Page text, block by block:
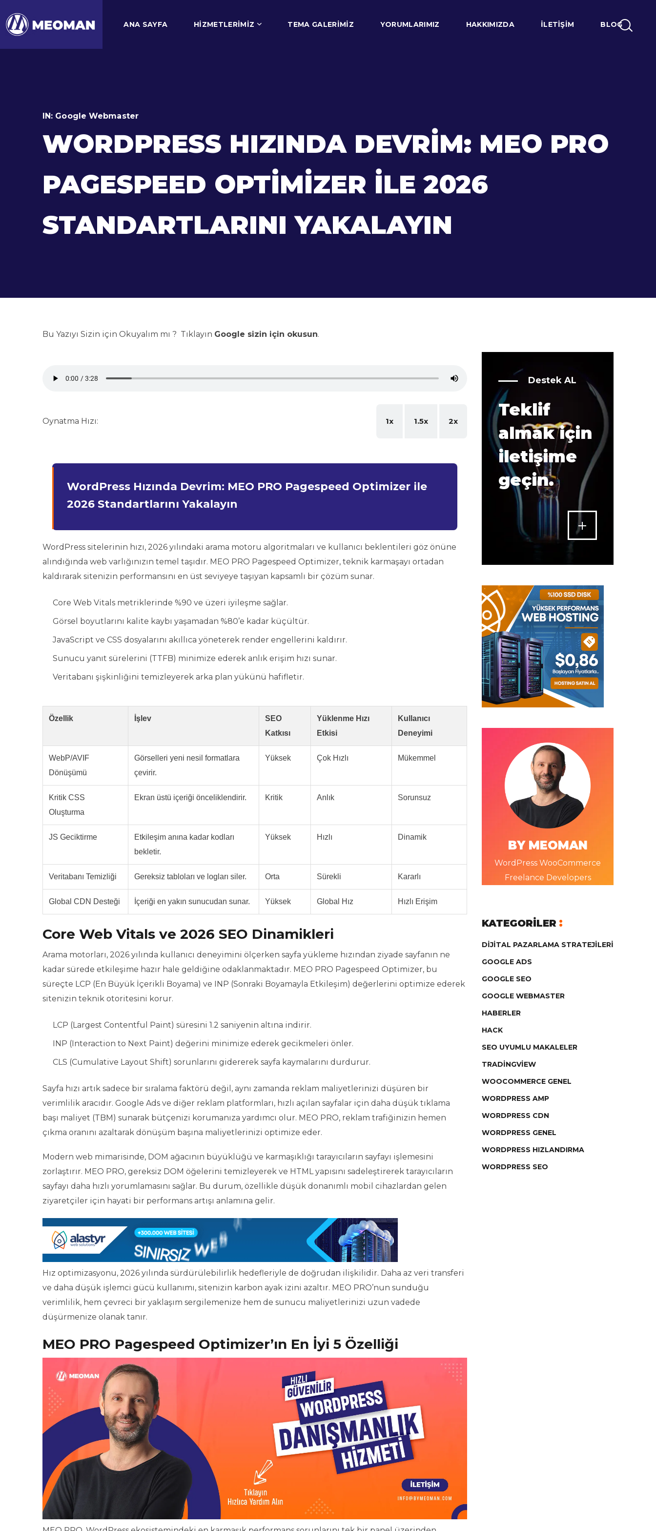
ANA SAYFA HIZMETLERIMIZ TEMA GALERIMIZ YORUMLARIMIZ HAKKIMIZDA İLETIŞIM BLOG
IN: Google Webmaster
WORDPRESS HIZINDA DEVRIM: MEO PRO
PAGESPEED OPTIMIZER ILE 2026
STANDARTLARINI YAKALAYIN
Bu Yazıyı Sizin için Okuyalım mı ? Tıklayın Google sizin için okusun.
Oynatma Hızı: 1x 1.5x 2x
WordPress Hızında Devrim: MEO PRO Pagespeed Optimizer ile
2026 Standartlarını Yakalayın
WordPress sitelerinin hızı, 2026 yılındaki arama motoru algoritmaları ve kullanıcı beklentileri göz önüne
alındığında web varlığınızın temel taşıdır. MEO PRO Pagespeed Optimizer, teknik karmaşayı ortadan
kaldırarak sitenizin performansını en üst seviyeye taşıyan kapsamlı bir çözüm sunar.
Core Web Vitals metriklerinde %90 ve üzeri iyileşme sağlar.
Görsel boyutlarını kalite kaybı yaşamadan %80’e kadar küçültür.
JavaScript ve CSS dosyalarını akıllıca yöneterek render engellerini kaldırır.
Sunucu yanıt sürelerini (TTFB) minimize ederek anlık erişim hızı sunar.
Veritabanı şişkinliğini temizleyerek arka plan yükünü hafifletir.
Özellik İşlev
SEO
Katkısı
Yüklenme Hızı
Etkisi
Kullanıcı
Deneyimi
WebP/AVIF
Dönüşümü
Görselleri yeni nesil formatlara
çevirir.
Yüksek Çok Hızlı Mükemmel
Kritik CSS
Oluşturma
Ekran üstü içeriği önceliklendirir. Kritik Anlık Sorunsuz
JS Geciktirme
Etkileşim anına kadar kodları
bekletir.
Yüksek Hızlı Dinamik
Veritabanı Temizliği Gereksiz tabloları ve logları siler. Orta Sürekli Kararlı
Global CDN Desteği İçeriği en yakın sunucudan sunar. Yüksek Global Hız Hızlı Erişim
Core Web Vitals ve 2026 SEO Dinamikleri
Arama motorları, 2026 yılında kullanıcı deneyimini ölçerken sayfa yükleme hızından ziyade sayfanın ne
kadar sürede etkileşime hazır hale geldiğine odaklanmaktadır. MEO PRO Pagespeed Optimizer, bu
süreçte LCP (En Büyük İçerikli Boyama) ve INP (Sonraki Boyamayla Etkileşim) değerlerini optimize ederek
sitenizin teknik otoritesini korur.
LCP (Largest Contentful Paint) süresini 1.2 saniyenin altına indirir.
INP (Interaction to Next Paint) değerini minimize ederek gecikmeleri önler.
CLS (Cumulative Layout Shift) sorunlarını gidererek sayfa kaymalarını durdurur.
Sayfa hızı artık sadece bir sıralama faktörü değil, aynı zamanda reklam maliyetlerinizi düşüren bir
verimlilik aracıdır. Google Ads ve diğer reklam platformları, hızlı açılan sayfalar için daha düşük tıklama
başı maliyet (TBM) sunarak bütçenizi korumanıza yardımcı olur. MEO PRO, reklam trafiğinizin hemen
çıkma oranını azaltarak dönüşüm başına maliyetlerinizi optimize eder.
Modern web mimarisinde, DOM ağacının büyüklüğü ve karmaşıklığı tarayıcıların sayfayı işlemesini
zorlaştırır. MEO PRO, gereksiz DOM öğelerini temizleyerek ve HTML yapısını sadeleştirerek tarayıcıların
sayfayı daha hızlı yorumlamasını sağlar. Bu durum, özellikle düşük donanımlı mobil cihazlardan gelen
ziyaretçiler için hayati bir performans artışı anlamına gelir.
Hız optimizasyonu, 2026 yılında sürdürülebilirlik hedefleriyle de doğrudan ilişkilidir. Daha az veri transferi
ve daha düşük işlemci gücü kullanımı, sitenizin karbon ayak izini azaltır. MEO PRO’nun sunduğu
verimlilik, hem çevreci bir yaklaşım sergilemenize hem de sunucu maliyetlerinizi uzun vadede
düşürmenize olanak tanır.
MEO PRO Pagespeed Optimizer’ın En İyi 5 Özelliği
Destek AL
Teklif
almak için
iletişime
geçin.
BY MEOMAN
WordPress WooCommerce
Freelance Developers
KATEGORILER
DIJITAL PAZARLAMA STRATEJILERI
GOOGLE ADS
GOOGLE SEO
GOOGLE WEBMASTER
HABERLER
HACK
SEO UYUMLU MAKALELER
TRADINGVIEW
WOOCOMMERCE GENEL
WORDPRESS AMP
WORDPRESS CDN
WORDPRESS GENEL
WORDPRESS HIZLANDIRMA
WORDPRESS SEO